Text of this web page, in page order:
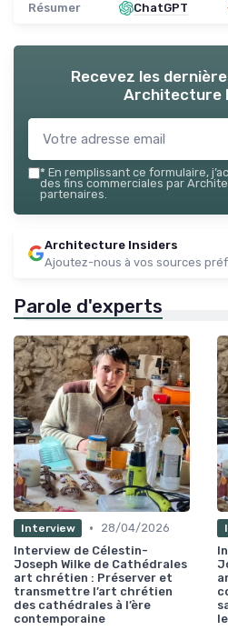
Résumer ChatGPT
Recevez les
Architecture
* En remplissant ce formulaire,
des fins commerciales par
partenaires.
Architecture Insiders
Ajoutez-nous à vos sources
Parole d'experts
Interview •
28/04/2026
Interview de Célestin-
Joseph Wilke de Cathédrales
art chrétien : Préserver et
transmettre l’art chrétien
des cathédrales à l’ère
contemporaine